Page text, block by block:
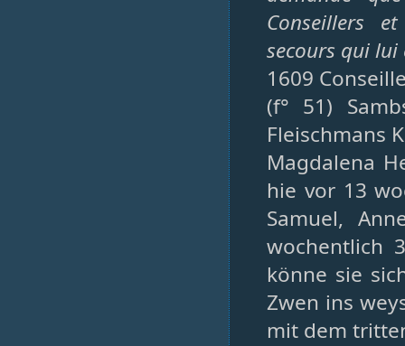
Conseillers
secours qui lui
1609
(f° 51)
Fleischmans
Magdalena
hie vor 13
Samuel,
wochentlich
könne sie
Zwen ins
mit dem